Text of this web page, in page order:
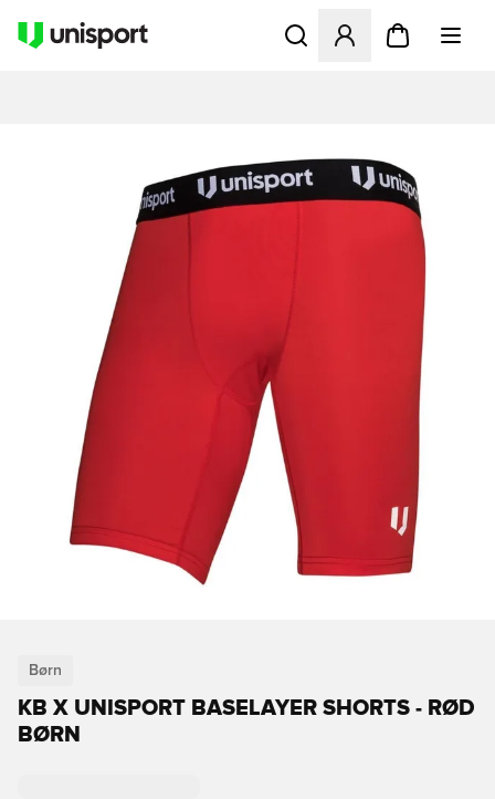
Åbner en Modal til at
Børn
KB X UNISPORT BASELAYER SHORTS - RØD
BØRN